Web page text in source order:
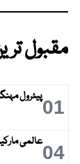
مقبول
01پیٹرول
04عالمی